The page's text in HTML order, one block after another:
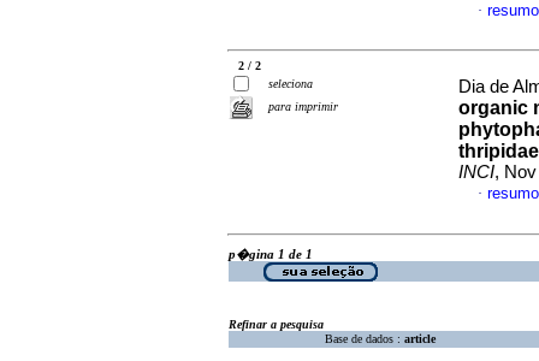
·
2 / 2
seleciona
para imprimir
Dia de
organic
INCI,
·
p�gina 1 de 1
Refinar a pesquisa
Base de dados : article